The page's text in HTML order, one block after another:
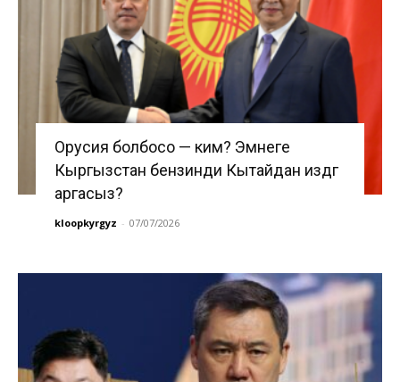
Орусия болбосо — ким? Эмнеге
Кыргызстан бензинди Кытайдан издөөгө
аргасыз?
kloopkyrgyz - 07/07/2026